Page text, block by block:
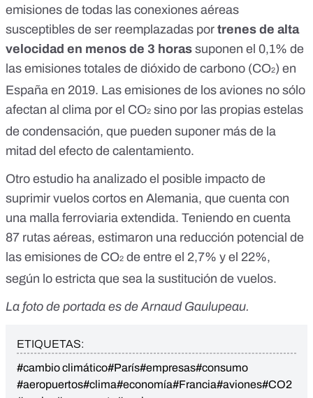
emisiones de todas las conexiones aéreas
susceptibles de ser reemplazadas por trenes de alta
velocidad en menos de 3 horas suponen el 0,1% de
las emisiones totales de dióxido de carbono (CO2) en
España en 2019. Las emisiones de los aviones no sólo
afectan al clima por el CO2 sino por las propias estelas
de condensación, que pueden suponer más de la
mitad del efecto de calentamiento.
Otro estudio ha analizado el posible impacto de
suprimir vuelos cortos en Alemania, que cuenta con
una malla ferroviaria extendida. Teniendo en cuenta
87 rutas aéreas, estimaron una reducción potencial de
las emisiones de CO2 de entre el 2,7% y el 22%,
según lo estricta que sea la sustitución de vuelos.
La foto de portada es deArnaud Gaulupeau.
ETIQUETAS:
#cambio climático#París#empresas#consumo
#aeropuertos#clima#economía#Francia#aviones#CO2